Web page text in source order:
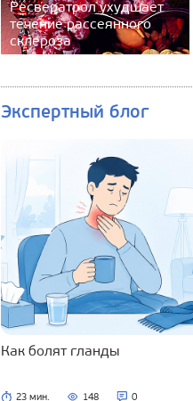
Ресвератрол ухудшает
течение рассеянного
склероза
Экспертный блог
Как болят гланды
23 мин. 148 0